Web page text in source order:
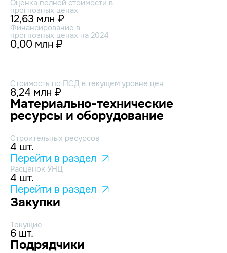
Оценка полной стоимости в
прогнозных ценах
12,63 млн ₽
Финансирование в
прогнозных ценах на 2024
0,00 млн ₽
Стоимость по ПСД в текущем уровне цен
8,24 млн ₽
Материально-технические
ресурсы и оборудование
Строительных ресурсов
4 шт.
Перейти в раздел
Расценок УНЦ
4 шт.
Перейти в раздел
Закупки
Текущие
6 шт.
Подрядчики